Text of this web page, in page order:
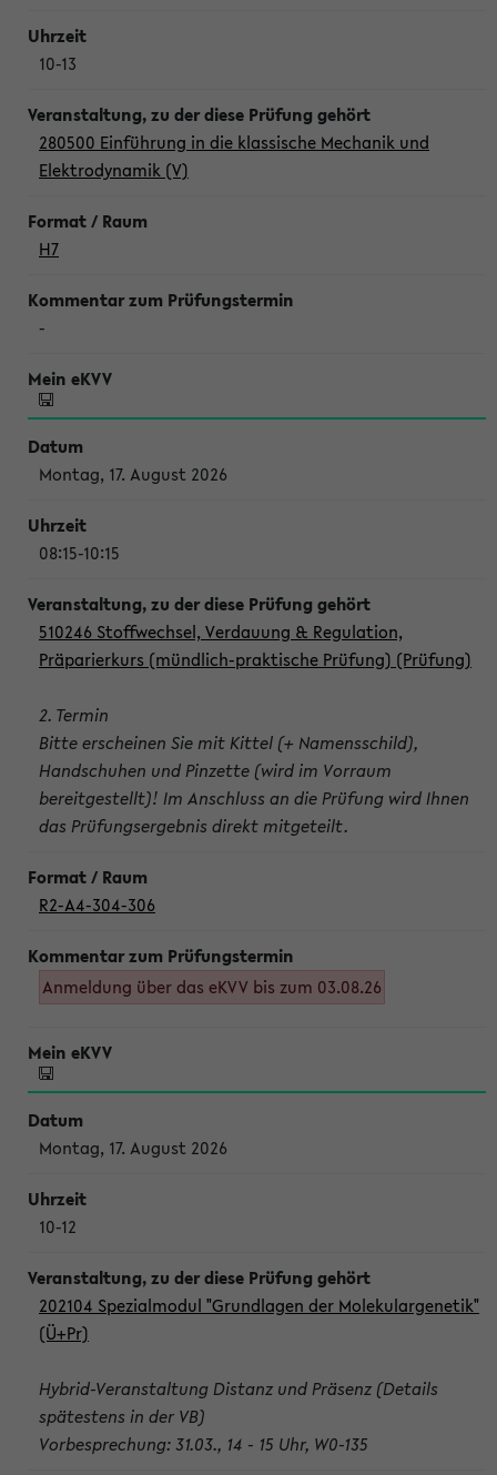
10-13
280500 Einführung in die klassische Mechanik und
Elektrodynamik (V)
H7
-
Montag, 17. August 2026
08:15-10:15
510246 Stoffwechsel, Verdauung & Regulation,
Präparierkurs (mündlich-praktische Prüfung) (Prüfung)
2. Termin
Bitte erscheinen Sie mit Kittel (+ Namensschild),
Handschuhen und Pinzette (wird im Vorraum
bereitgestellt)! Im Anschluss an die Prüfung wird Ihnen
das Prüfungsergebnis direkt mitgeteilt.
R2-A4-304-306
Anmeldung über das eKVV bis zum 03.08.26
Montag, 17. August 2026
10-12
202104 Spezialmodul "Grundlagen der Molekulargenetik"
(Ü+Pr)
Hybrid-Veranstaltung Distanz und Präsenz (Details
spätestens in der VB)
Vorbesprechung: 31.03., 14 - 15 Uhr, W0-135